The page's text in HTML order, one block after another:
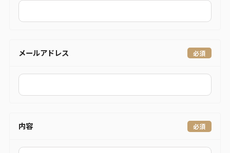
メールアドレス
内容